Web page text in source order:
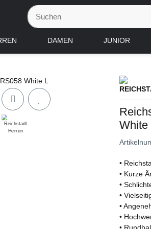
DAMEN JUNIOR
White
•
• Kurze
•
•
•
•
•